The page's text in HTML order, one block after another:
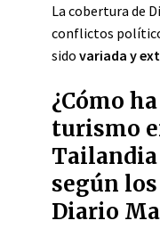
La cobertura de
conflictos
sido variada y
¿Cómo
turismo
Tailandia
según
Diario